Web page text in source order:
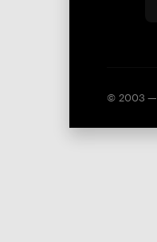
© 2003 —